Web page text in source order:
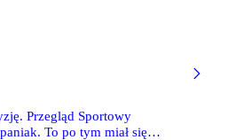
Przegląd Sportowy
To po tym miał się